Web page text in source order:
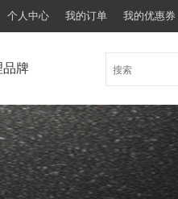
个人中心 我的订单 我的优惠券
品牌